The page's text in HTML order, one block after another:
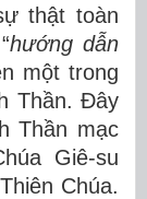
thật toàn
hướng dẫn
một trong
Thần. Đây
Thần mạc
Giê-su
Chúa.